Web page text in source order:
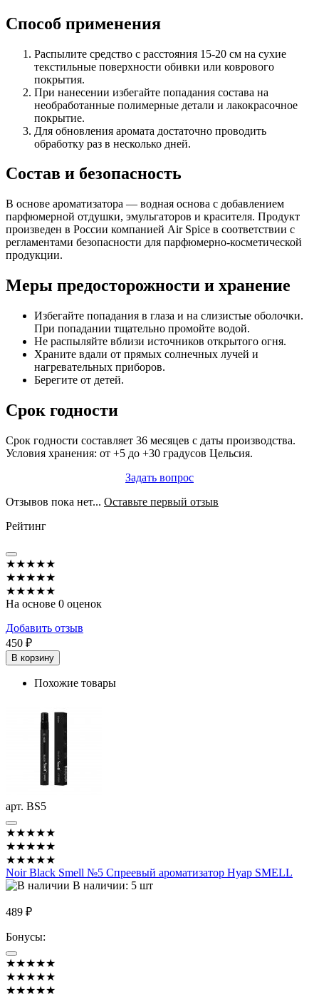
Способ применения
Распылите средство с расстояния 15-20 см на сухие
текстильные поверхности обивки или коврового
покрытия.
При нанесении избегайте попадания состава на
необработанные полимерные детали и лакокрасочное
покрытие.
Для обновления аромата достаточно проводить
обработку раз в несколько дней.
Состав и безопасность
В основе ароматизатора — водная основа с добавлением
парфюмерной отдушки, эмульгаторов и красителя. Продукт
произведен в России компанией Air Spice в соответствии с
регламентами безопасности для парфюмерно-косметической
продукции.
Меры предосторожности и хранение
Избегайте попадания в глаза и на слизистые оболочки.
При попадании тщательно промойте водой.
Не распыляйте вблизи источников открытого огня.
Храните вдали от прямых солнечных лучей и
нагревательных приборов.
Берегите от детей.
Срок годности
Срок годности составляет 36 месяцев с даты производства.
Условия хранения: от +5 до +30 градусов Цельсия.
Задать вопрос
Отзывов пока нет... Оставьте первый отзыв
Рейтинг
★★★★★
★★★★★
★★★★★
На основе 0 оценок
Добавить отзыв
450 ₽
В корзину
Похожие товары
арт. BS5
★★★★★
★★★★★
★★★★★
Noir Black Smell №5 Спреевый ароматизатор Нуар SMELL
В наличии: 5 шт
489 ₽
Бонусы:
★★★★★
★★★★★
★★★★★